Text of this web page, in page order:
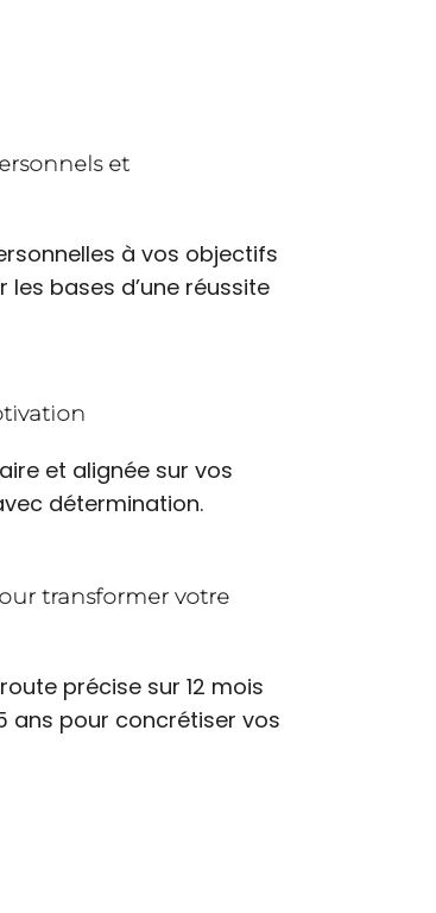
et
à vos objectifs
les bases d’une réussite
et alignée sur vos
détermination.
transformer votre
précise sur 12 mois
ans pour concrétiser vos